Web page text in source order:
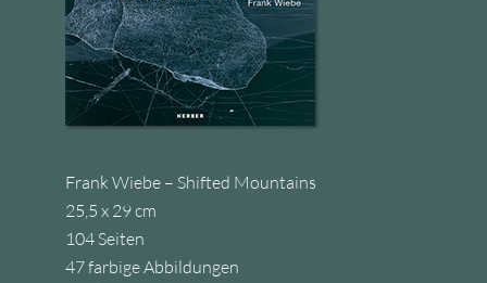
Frank Wiebe – Shifted Mountains
25,5 x 29 cm
104 Seiten
47 farbige Abbildungen